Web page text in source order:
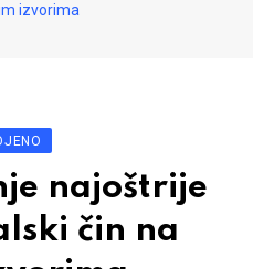
izvorima
najoštrije
čin na